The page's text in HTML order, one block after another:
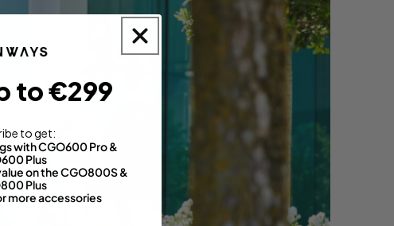
to €299
to get:
with CGO600 Pro &
Plus
on the CGO800S &
Plus
more accessories